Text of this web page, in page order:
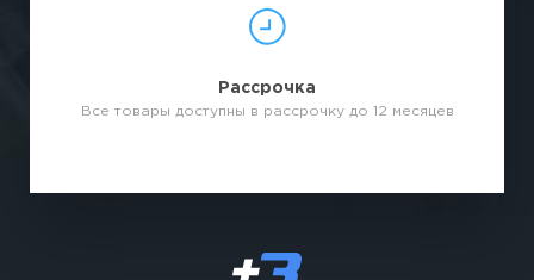
Рассрочка
Все товары доступны в рассрочку до 12 месяцев